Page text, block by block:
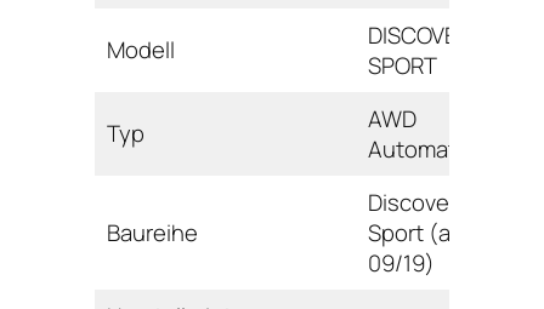
Modell
DISCOVERY-
SPORT
Typ
AWD
Automatik
Baureihe
Discovery
Sport (ab
09/19)